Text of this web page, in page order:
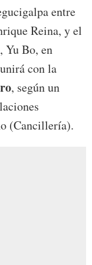
entre
Reina, y el
Yu Bo, en
con la
, según un
(Cancillería).